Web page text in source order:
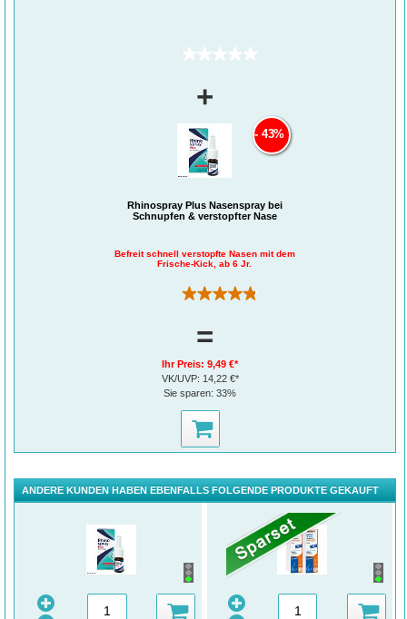
(0)
+
Rhinospray Plus Nasenspray bei
Schnupfen & verstopfter Nase
Befreit schnell verstopfte Nasen mit dem
Frische-Kick, ab 6 Jr.
(311)
43%
=
Ihr Preis:9,49 €*
VK/UVP: 14,22 €*
Sie sparen:33%
ANDERE KUNDEN HABEN EBENFALLS FOLGENDE PRODUKTE GEKAUFT